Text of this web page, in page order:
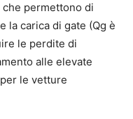
permettono di
la carica di gate (Qg è
le perdite di
alle elevate
le vetture